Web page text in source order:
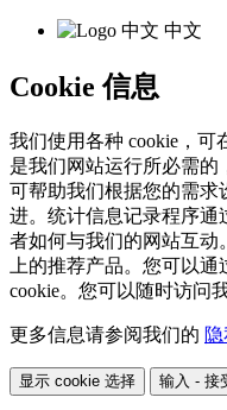
中文
Cookie 信息
我们使用各种 cookie，可
是我们网站运行所必需的
可帮助我们根据您的需求
进。统计信息记录程序通
者如何与我们的网站互动
上的推荐产品。您可以
cookie。您可以随时访问
更多信息请参阅我们的
显示 cookie 选择 输入 - 接